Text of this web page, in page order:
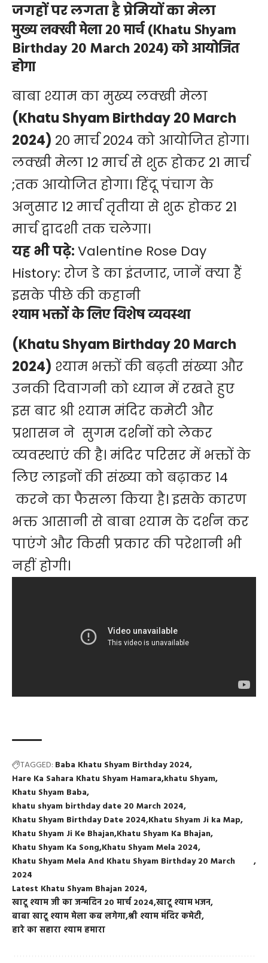
जगहों पर लगता है प्रेमियों का मेला
मुख्य लक्खी मेला 20 मार्च (Khatu Shyam
Birthday 20 March 2024) को आयोजित
होगा
बाबा श्याम का मुख्य लक्खी मेला
(Khatu Shyam Birthday 20 March
2024) 20 मार्च 2024 को आयोजित होगा।
लक्खी मेला 12 मार्च से शुरू होकर 21 मार्च
;तक आयोजित होगा। हिंदू पंचाग के
अनुसार 12 मार्च तृतीया से शुरू होकर 21
मार्च द्वादशी तक चलेगा।
यह भी पढ़े:Valentine Rose Day
History: रोज डे का इंतजार, जानें क्या हैं
इसके पीछे की कहानी
श्याम भक्तों के लिए विशेष व्यवस्था
(Khatu Shyam Birthday 20 March
2024) श्याम भक्तों की बढ़ती संख्या और
उनकी दिवागनी को ध्यान में रखते हुए
इस बार श्री श्याम मंदिर कमेटी और
प्रशासन ने सुगम दर्शनों को लेकर
व्यवस्थाएं की है। मंदिर परिसर में भक्तों के
लिए लाइनों की संख्या को बढ़ाकर 14
करने का फैसला किया है। इसके कारण
भक्त आसानी से बाबा श्याम के दर्शन कर
पाएंगे और किसी प्रकार की परेशानी भी
नहीं होगी।
TAGGED: Baba Khatu Shyam Birthday 2024
Hare Ka Sahara Khatu Shyam Hamara khatu Shyam
Khatu Shyam Baba
khatu shyam birthday date 20 March 2024
Khatu Shyam Birthday Date 2024 Khatu Shyam Ji ka Map
Khatu Shyam Ji Ke Bhajan Khatu Shyam Ka Bhajan
Khatu Shyam Ka Song Khatu Shyam Mela 2024
Khatu Shyam Mela And Khatu Shyam Birthday 20 March
2024
Latest Khatu Shyam Bhajan 2024
खाटू श्याम जी का जन्मदिन 20 मार्च 2024 खाटू श्याम भजन
बाबा खाटू श्याम मेला कब लगेगाश्री श्याम मंदिर कमेटी
हारे का सहारा श्याम हमारा